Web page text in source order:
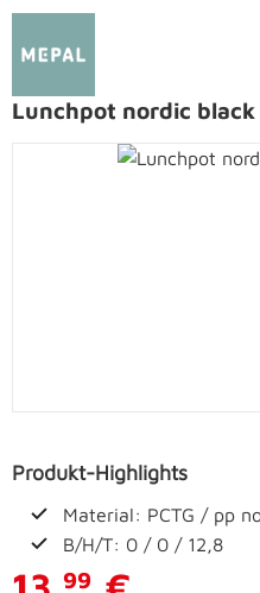
Bildergalerie überspringen
Lunchpot nordic black
Produkt-Highlights
Material: PCTG / pp
B/H/T: 0 / 0 / 12,8
99